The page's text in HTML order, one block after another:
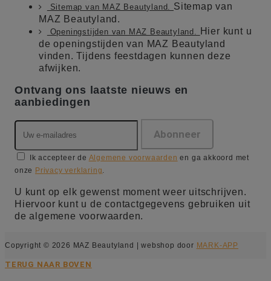
Sitemap van MAZ Beautyland. Sitemap van
MAZ Beautyland.
Openingstijden van MAZ Beautyland.
Hier kunt u
de openingstijden van MAZ Beautyland
vinden. Tijdens feestdagen kunnen deze
afwijken.
Ontvang ons laatste nieuws en
aanbiedingen
Ik accepteer de Algemene voorwaarden en ga akkoord met
onze Privacy verklaring
U kunt op elk gewenst moment weer uitschrijven.
Hiervoor kunt u de contactgegevens gebruiken uit
de algemene voorwaarden.
Copyright © 2026 MAZ Beautyland | webshop door MARK-APP
TERUG NAAR BOVEN